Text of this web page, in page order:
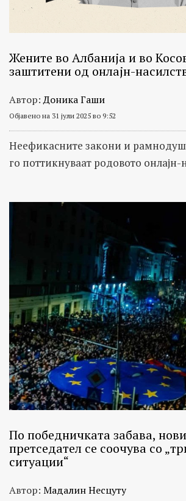
Жените во Албанија и во
заштитени од онлајн-
Автор:Доника Гаши
Објавено на 31 јули 2025 во 9:52
Неефикасните закони и
го поттикнуваат родовото онлајн-
По победничката забава,
претседател се соочува со
ситуации“
Автор: Мадалин Несцуту